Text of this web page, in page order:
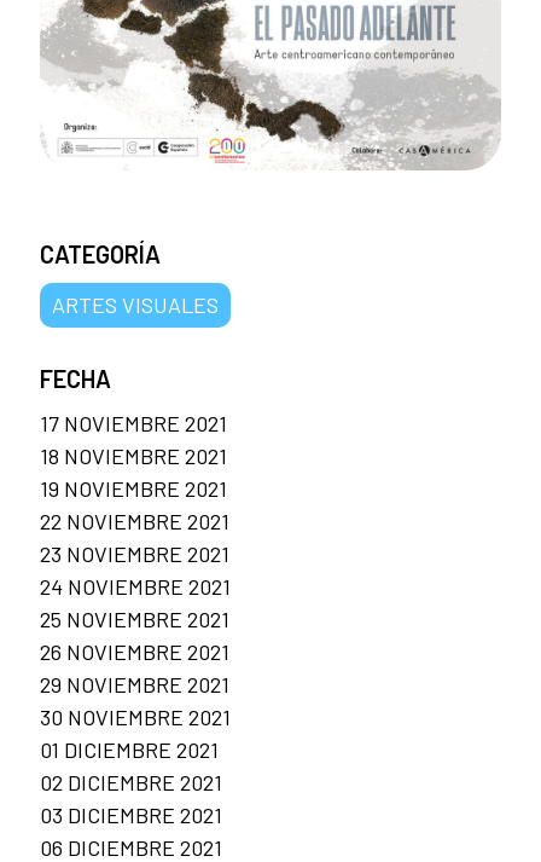
CATEGORÍA
ARTES VISUALES
FECHA
17 NOVIEMBRE 2021
18 NOVIEMBRE 2021
19 NOVIEMBRE 2021
22 NOVIEMBRE 2021
23 NOVIEMBRE 2021
24 NOVIEMBRE 2021
25 NOVIEMBRE 2021
26 NOVIEMBRE 2021
29 NOVIEMBRE 2021
30 NOVIEMBRE 2021
01 DICIEMBRE 2021
02 DICIEMBRE 2021
03 DICIEMBRE 2021
06 DICIEMBRE 2021